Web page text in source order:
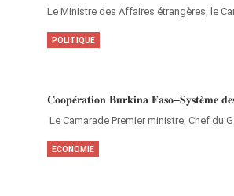
Le Ministre des Affaires étrangères, le
𝐂𝐨𝐨𝐩𝐞́𝐫𝐚𝐭𝐢𝐨𝐧 𝐁𝐮𝐫𝐤𝐢𝐧𝐚 𝐅𝐚𝐬𝐨–𝐒𝐲𝐬𝐭𝐞̀𝐦𝐞
‎Le Camarade Premier ministre, Chef du
POLITIQUE
ECONOMIE